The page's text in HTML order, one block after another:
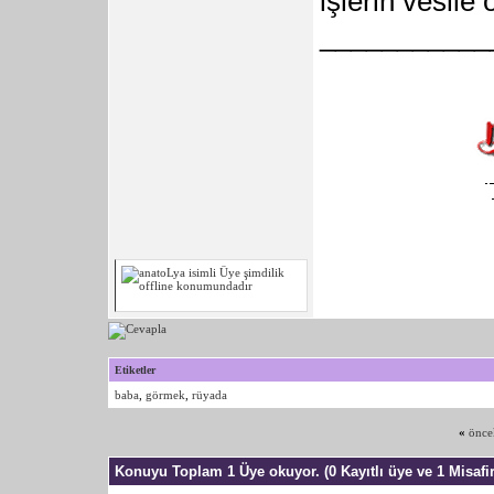
Etiketler
baba görmek rüyada
«
Konuyu Toplam 1 Üye okuyor. (0 Kayıtlı üye ve 1